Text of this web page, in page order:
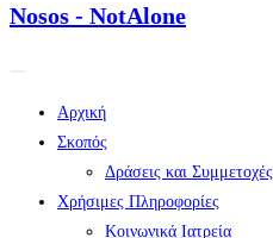
Nosos - NotAlone
Αρχική
Σκοπός
Δράσεις και Συμμετοχές
Χρήσιμες Πληροφορίες
Κοινωνικά Ιατρεία